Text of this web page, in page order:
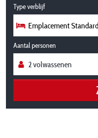
Type verblijf
Emplacement
Aantal personen